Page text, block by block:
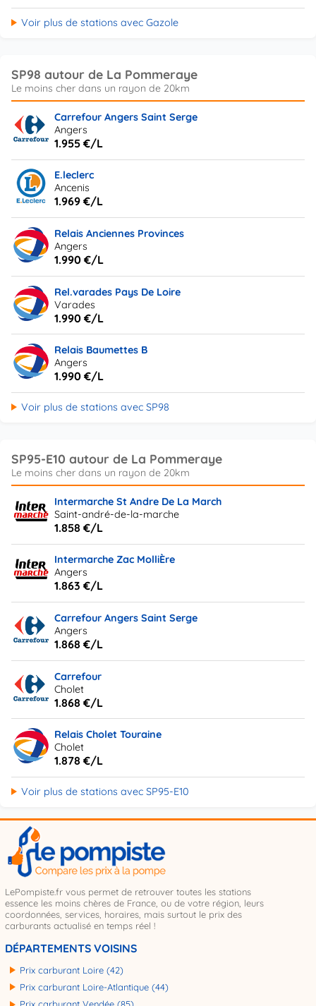
Voir plus de stations avec Gazole
SP98 autour de La Pommeraye
Carrefour Angers Saint Serge
Angers
1.955 €/L
E.leclerc
Ancenis
1.969 €/L
Relais Anciennes Provinces
Angers
1.990 €/L
Rel.varades Pays De Loire
Varades
1.990 €/L
Relais Baumettes B
Angers
1.990 €/L
Voir plus de stations avec SP98
SP95-E10 autour de La Pommeraye
Intermarche St Andre De La March
Saint-andré-de-la-marche
1.858 €/L
Intermarche Zac MolliÈre
Angers
1.863 €/L
Carrefour Angers Saint Serge
Angers
1.868 €/L
Carrefour
Cholet
1.868 €/L
Relais Cholet Touraine
Cholet
1.878 €/L
Voir plus de stations avec SP95-E10
LePompiste.fr vous permet de retrouver toutes les stations
essence les moins chères de France, ou de votre région, leurs
coordonnées, services, horaires, mais surtout le prix des
carburants actualisé en temps réel !
DÉPARTEMENTS VOISINS
Prix carburant Loire (42)
Prix carburant Loire-Atlantique (44)